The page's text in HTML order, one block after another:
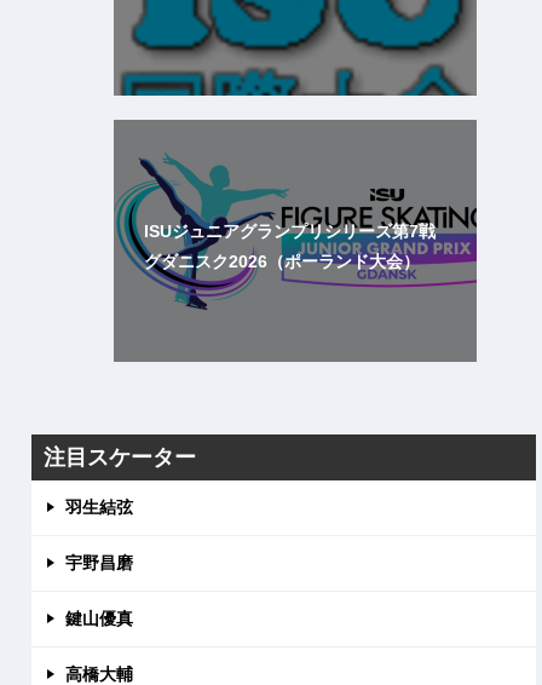
ISUジュニアグランプリシリーズ第7戦
グダニスク2026（ポーランド大会）
注目スケーター
羽生結弦
宇野昌磨
鍵山優真
高橋大輔